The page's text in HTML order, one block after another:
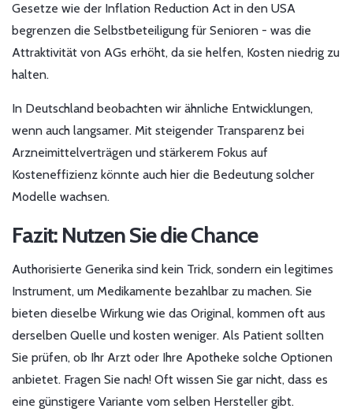
Gesetze wie der Inflation Reduction Act in den USA
begrenzen die Selbstbeteiligung für Senioren - was die
Attraktivität von AGs erhöht, da sie helfen, Kosten niedrig zu
halten.
In Deutschland beobachten wir ähnliche Entwicklungen,
wenn auch langsamer. Mit steigender Transparenz bei
Arzneimittelverträgen und stärkerem Fokus auf
Kosteneffizienz könnte auch hier die Bedeutung solcher
Modelle wachsen.
Fazit: Nutzen Sie die Chance
Authorisierte Generika sind kein Trick, sondern ein legitimes
Instrument, um Medikamente bezahlbar zu machen. Sie
bieten dieselbe Wirkung wie das Original, kommen oft aus
derselben Quelle und kosten weniger. Als Patient sollten
Sie prüfen, ob Ihr Arzt oder Ihre Apotheke solche Optionen
anbietet. Fragen Sie nach! Oft wissen Sie gar nicht, dass es
eine günstigere Variante vom selben Hersteller gibt.